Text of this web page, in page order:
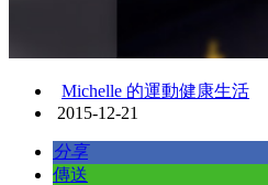
Michelle 的運動健康生活
2015-12-21
分享
傳送